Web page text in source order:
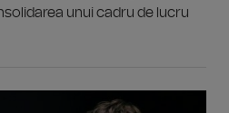
unui cadru de lucru